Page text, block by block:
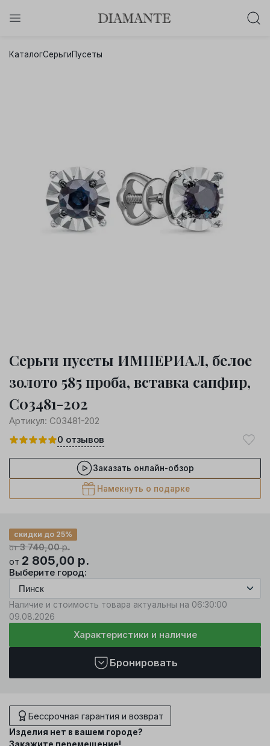
КаталогСерьгиПусеты
Серьги пусеты ИМПЕРИАЛ, белое
золото 585 проба, вставка сапфир,
С03481-202
Артикул: С03481-202
0 отзывов
Заказать онлайн-обзор
Намекнуть о подарке
от3 740,00р.
скидки до 25%
от 2 805,00 р.
Выберите город:
Наличие и стоимость товара актуальны на 06:30:00
09.08.2026
Характеристики и наличие
Бронировать
Бессрочная гарантия и возврат
Изделия нет в вашем городе?